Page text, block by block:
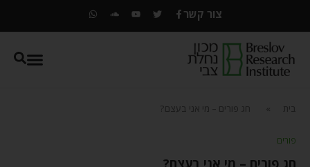
צור קשר
בית חג פורים – מי אני בעצם?
פורים
חג פורים – מי אני בעצם?